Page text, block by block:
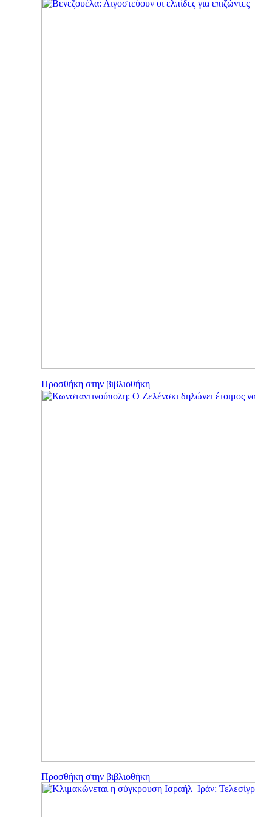
Προσθήκη στην βιβλιοθήκη
Προσθήκη στην βιβλιοθήκη